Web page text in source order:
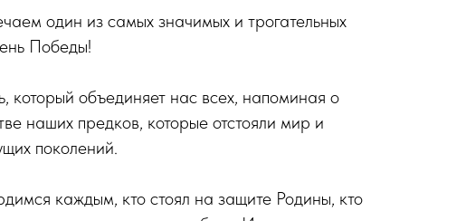
один из самых значимых и трогательных
Победы!
который объединяет нас всех, напоминая о
наших предков, которые отстояли мир и
поколений.
каждым, кто стоял на защите Родины, кто